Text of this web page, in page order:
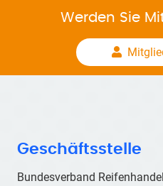
Werden Sie
Geschäftsstelle
Bundesverband Reifenhandel